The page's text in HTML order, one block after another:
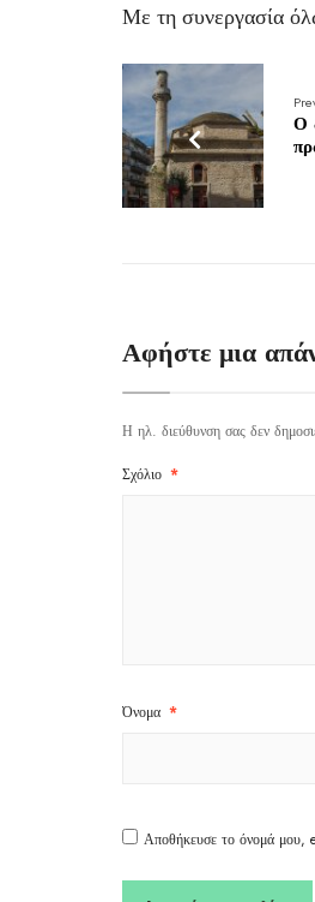
Με τη συνεργασία
Ο
Αφήστε μια
Η ηλ. διεύθυνση σας δεν
Σχόλιο *
Όνομα *
Αποθήκευσε το όνομά μου,